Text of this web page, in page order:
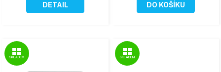
DETAIL DO KOŠÍKU
SKLADEM SKLADEM